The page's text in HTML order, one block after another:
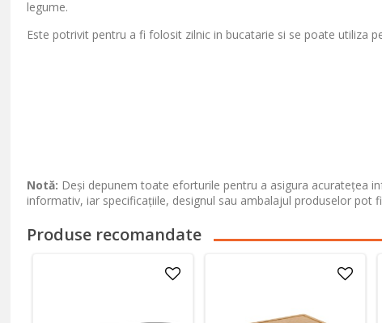
legume.
Este potrivit pentru a fi folosit zilnic in bucatarie si se poate utiliza
Notă: Deși depunem toate eforturile pentru a asigura acuratețea
informativ, iar specificațiile, designul sau ambalajul produselor
Produse recomandate